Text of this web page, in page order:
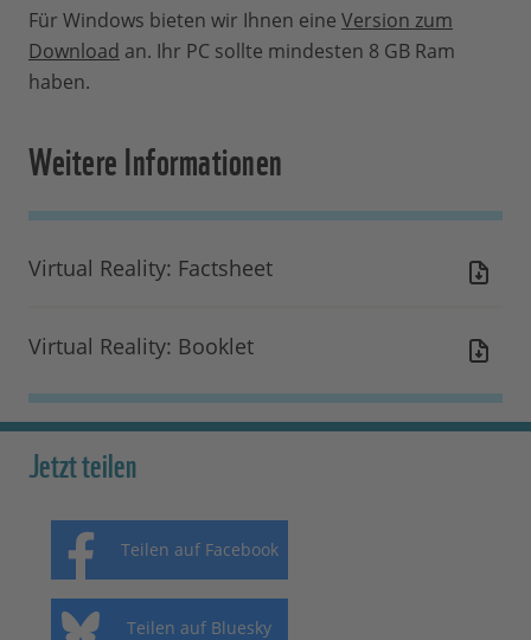
Für Windows bieten wir Ihnen eine Version zum
Download an. Ihr PC sollte mindesten 8 GB Ram
haben.
Weitere Informationen
Virtual Reality: Factsheet
Virtual Reality: Booklet
Jetzt teilen
Teilen auf Facebook
Teilen auf Bluesky